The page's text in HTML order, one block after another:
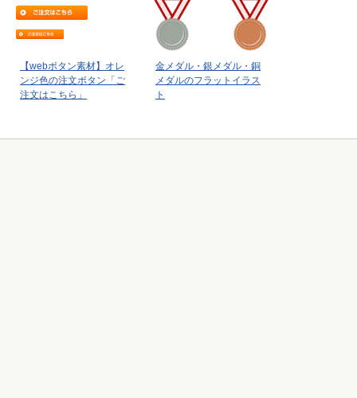
【webボタン素材】オレ
ンジ色の注文ボタン「ご
注文はこちら」
金メダル・銀メダル・銅
メダルのフラットイラス
ト